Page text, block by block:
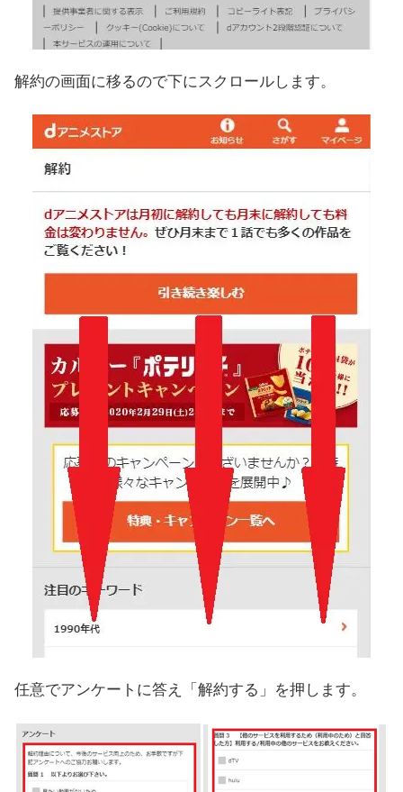
解約の画面に移るので下にスクロールします。
任意でアンケートに答え「解約する」を押します。